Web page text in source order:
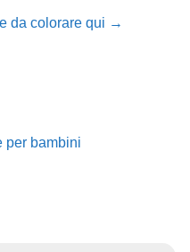
da colorare qui →
per bambini